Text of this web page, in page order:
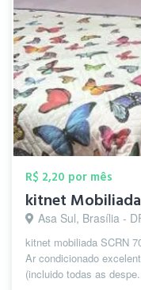
R$ 2,20 por mês
kitnet Mobiliada
Asa Sul, Brasília -
kitnet mobiliada SCRN
Ar condicionado
(incluido todas as